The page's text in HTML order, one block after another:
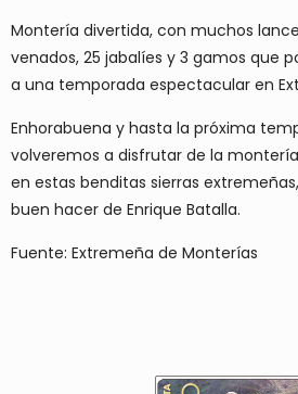
Montería divertida, con muchos
venados, 25 jabalíes y 3 gamos que
a una temporada espectacular en
Enhorabuena y hasta la próxima
volveremos a disfrutar de la
en estas benditas sierras
buen hacer de Enrique Batalla.
Fuente: Extremeña de Monterías